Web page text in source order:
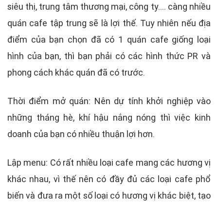
siêu thị, trung tâm thương mại, công ty.... càng nhiều
quán cafe tập trung sẽ là lợi thế. Tuy nhiên nếu địa
điểm của bạn chọn đã có 1 quán cafe giống loại
hình của bạn, thì bạn phải có các hình thức PR và
phong cách khác quán đã có trước.
Thời điểm mở quán: Nên dự tính khởi nghiệp vào
những tháng hè, khí hậu nắng nóng thì việc kinh
doanh của bạn có nhiều thuận lợi hơn.
Lập menu: Có rất nhiều loại cafe mang các hương vị
khác nhau, vì thế nên có đầy đủ các loại cafe phổ
biến và đưa ra một số loại có hương vị khác biệt, tạo